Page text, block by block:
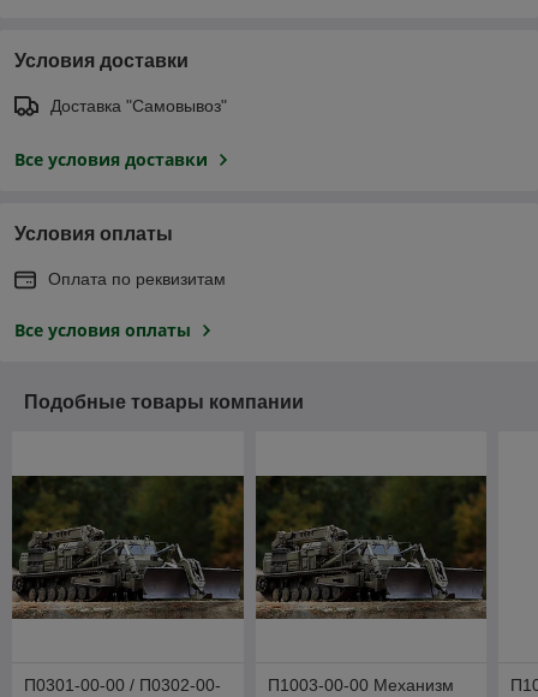
Условия доставки
Доставка "Самовывоз"
Все условия доставки
Условия оплаты
Оплата по реквизитам
Все условия оплаты
Подобные товары компании
П0301-00-00 / П0302-00-
П1003-00-00 Механизм